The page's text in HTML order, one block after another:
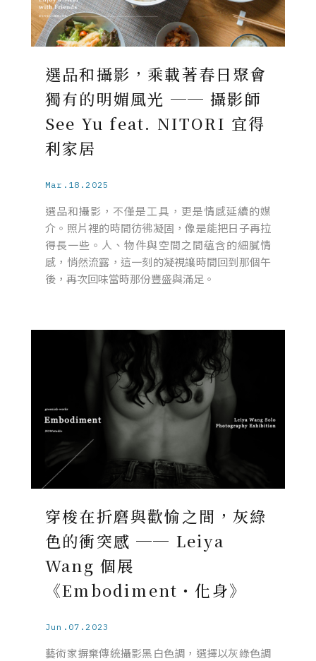
選品和攝影，乘載著春日聚會
獨有的明媚風光 ── 攝影師
See Yu feat. NITORI 宜得
利家居
Mar.18.2025
選品和攝影，不僅是工具，更是情感延續的媒
介。照片裡的時間彷彿凝固，像是能把日子再拉
得長一些。人、物件與空間之間蘊含的細膩情
感，悄然流露，這一刻的凝視讓時間回到那個午
後，再次回味當時那份豐盛與滿足。
穿梭在折磨與歡愉之間，灰綠
色的衝突感 ── Leiya
Wang 個展
《Embodiment・化身》
Jun.07.2023
藝術家摒棄傳統攝影黑白色調，選擇以灰綠色調